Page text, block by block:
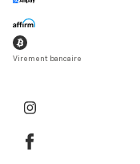
Virement bancaire